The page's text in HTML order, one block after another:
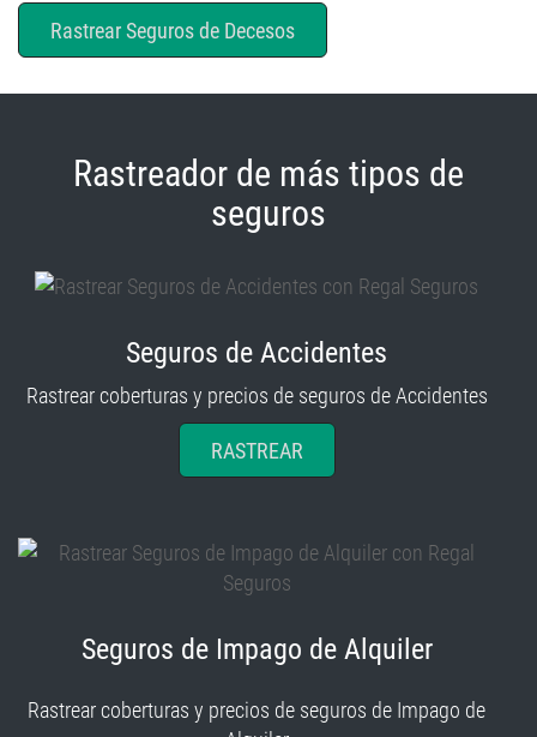
Rastrear Seguros de Decesos
Rastreador de más tipos de
seguros
Seguros de Accidentes
Rastrear coberturas y precios de seguros de Accidentes
RASTREAR
Seguros de Impago de Alquiler
Rastrear coberturas y precios de seguros de Impago de